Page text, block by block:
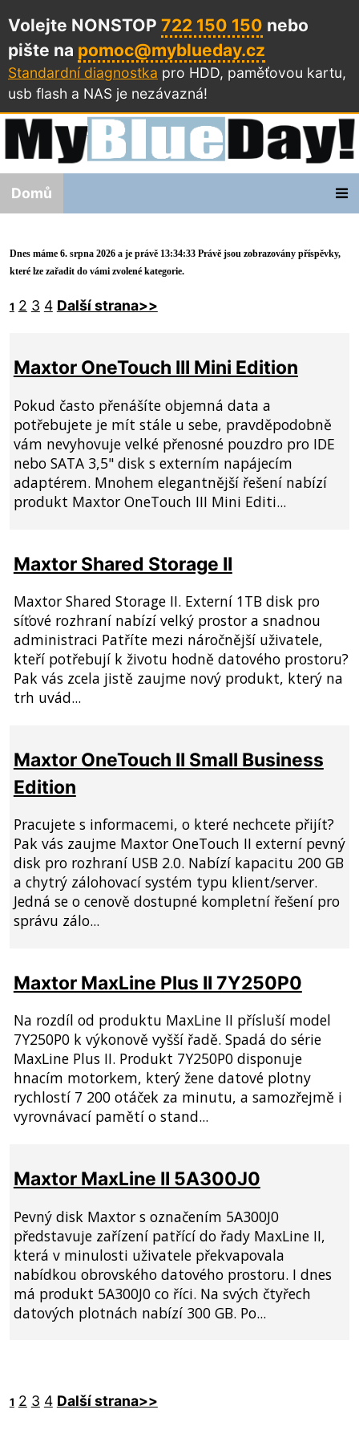
Volejte NONSTOP 722 150 150 nebo
pište na pomoc@myblueday.cz
Standardní diagnostka pro HDD, paměťovou kartu,
usb flash a NAS je nezávazná!
Domů
Dnes máme 6. srpna 2026 a je právě 13:34:33 Právě jsou zobrazovány příspěvky,
které lze zařadit do vámi zvolené kategorie.
1 2 3 4 Další strana>>
Maxtor OneTouch III Mini Edition
Pokud často přenášíte objemná data a
potřebujete je mít stále u sebe, pravděpodobně
vám nevyhovuje velké přenosné pouzdro pro IDE
nebo SATA 3,5" disk s externím napájecím
adaptérem. Mnohem elegantnější řešení nabízí
produkt Maxtor OneTouch III Mini Editi...
Maxtor Shared Storage II
Maxtor Shared Storage II. Externí 1TB disk pro
síťové rozhraní nabízí velký prostor a snadnou
administraci Patříte mezi náročnější uživatele,
kteří potřebují k životu hodně datového prostoru?
Pak vás zcela jistě zaujme nový produkt, který na
trh uvád...
Maxtor OneTouch II Small Business
Edition
Pracujete s informacemi, o které nechcete přijít?
Pak vás zaujme Maxtor OneTouch II externí pevný
disk pro rozhraní USB 2.0. Nabízí kapacitu 200 GB
a chytrý zálohovací systém typu klient/server.
Jedná se o cenově dostupné kompletní řešení pro
správu zálo...
Maxtor MaxLine Plus II 7Y250P0
Na rozdíl od produktu MaxLine II přísluší model
7Y250P0 k výkonově vyšší řadě. Spadá do série
MaxLine Plus II. Produkt 7Y250P0 disponuje
hnacím motorkem, který žene datové plotny
rychlostí 7 200 otáček za minutu, a samozřejmě i
vyrovnávací pamětí o stand...
Maxtor MaxLine II 5A300J0
Pevný disk Maxtor s označením 5A300J0
představuje zařízení patřící do řady MaxLine II,
která v minulosti uživatele překvapovala
nabídkou obrovského datového prostoru. I dnes
má produkt 5A300J0 co říci. Na svých čtyřech
datových plotnách nabízí 300 GB. Po...
1 2 3 4 Další strana>>